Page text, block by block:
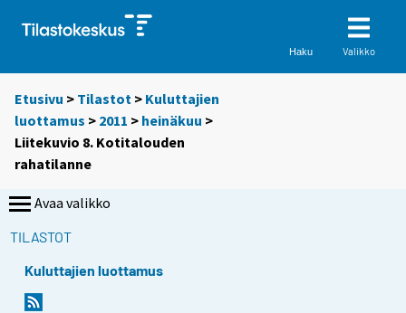
Haku Valikko
Etusivu > Tilastot > Kuluttajien
luottamus > 2011 > heinäkuu >
Liitekuvio 8. Kotitalouden
rahatilanne
Avaa valikko
TILASTOT
Kuluttajien luottamus